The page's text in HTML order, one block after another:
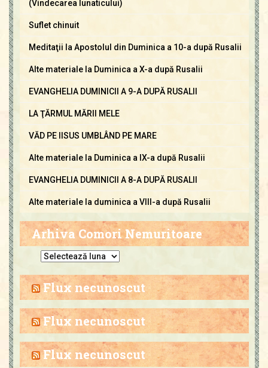
(Vindecarea lunaticului)
Suflet chinuit
Meditaţii la Apostolul din Duminica a 10-a după Rusalii
Alte materiale la Duminica a X-a după Rusalii
EVANGHELIA DUMINICII A 9-A DUPĂ RUSALII
LA ŢĂRMUL MĂRII MELE
VĂD PE IISUS UMBLÂND PE MARE
Alte materiale la Duminica a IX-a după Rusalii
EVANGHELIA DUMINICII A 8-A DUPĂ RUSALII
Alte materiale la duminica a VIII-a după Rusalii
Arhiva Comori Nemuritoare
h
i
a
C
o
Flux necunoscut
Flux necunoscut
Flux necunoscut